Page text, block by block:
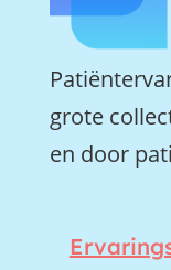
grote
en door